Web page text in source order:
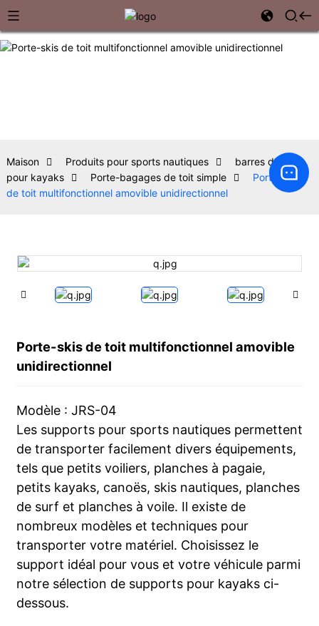
Maison Produits pour sports nautiques
barres de toit
pour kayaks
Porte-bagages de toit simple
Porte-skis
de toit multifonctionnel amovible unidirectionnel
Porte-skis de toit multifonctionnel amovible
unidirectionnel
Modèle : JRS-04
Les supports pour sports nautiques permettent
de transporter facilement divers équipements,
tels que petits voiliers, planches à pagaie,
petits kayaks, canoës, skis nautiques, planches
de surf et planches à voile. Il existe de
nombreux modèles et techniques pour
transporter votre matériel. Choisissez le
support idéal pour vous et votre véhicule parmi
notre sélection de supports pour kayaks ci-
dessous.